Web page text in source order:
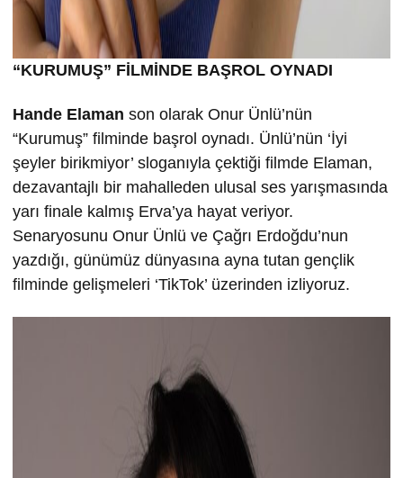
“KURUMUŞ” FİLMİNDE BAŞROL OYNADI
Hande Elaman son olarak Onur Ünlü’nün
“Kurumuş” filminde başrol oynadı. Ünlü’nün ‘İyi
şeyler birikmiyor’ sloganıyla çektiği filmde Elaman,
dezavantajlı bir mahalleden ulusal ses yarışmasında
yarı finale kalmış Erva’ya hayat veriyor.
Senaryosunu Onur Ünlü ve Çağrı Erdoğdu’nun
yazdığı, günümüz dünyasına ayna tutan gençlik
filminde gelişmeleri ‘TikTok’ üzerinden izliyoruz.